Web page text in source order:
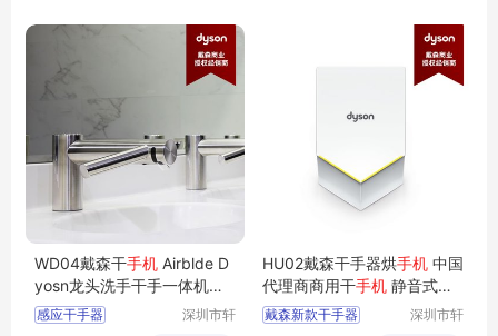
WD04戴森干手机 Airblde D
yosn龙头洗手干手一体机商
场干手器
感应干手器
深圳市轩
HU02戴森干手器烘手机 中国
代理商商用干手机 静音式烘
手器
戴森新款干手器
深圳市轩